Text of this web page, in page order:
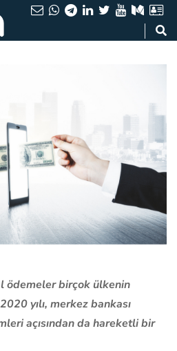
ödemeler birçok ülkenin
yılı, merkez bankası
açısından da hareketli bir